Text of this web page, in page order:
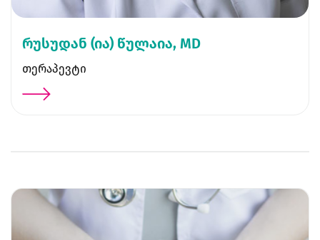
რუსუდან (ია) წულაია, MD
თერაპევტი